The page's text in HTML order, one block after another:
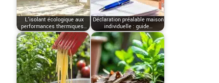
L'isolant écologique aux
performances thermiques…
Déclaration préalable maison
individuelle : guide…